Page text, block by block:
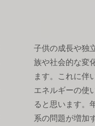
子供の成長や独
族や社会的な変
ます。これに伴
エネルギーの使
ると思います。
系の問題が増加